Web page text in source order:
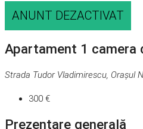
ANUNT DEZACTIVAT
Apartament 1 camera
Strada Tudor Vladimirescu, Orașul
300 €
Prezentare generală